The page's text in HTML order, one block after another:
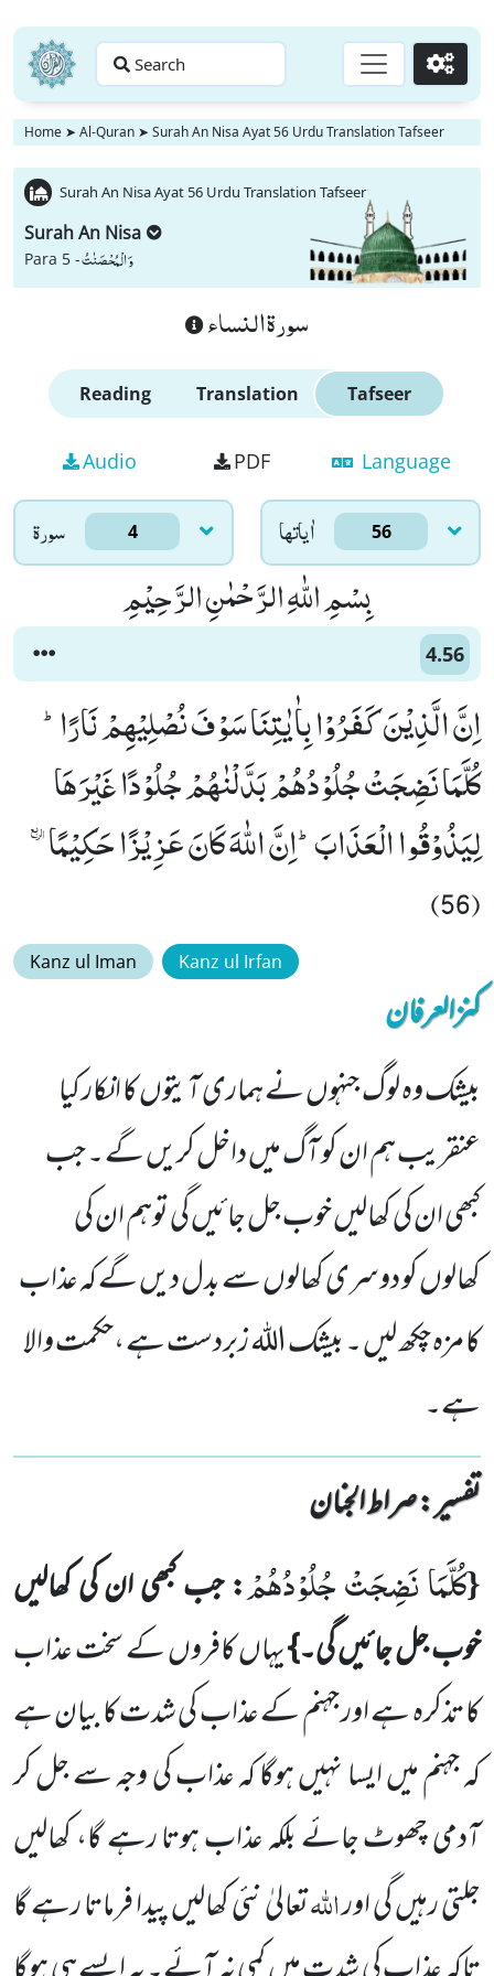
Search Go
Home ➤ Al-Quran ➤ Surah An Nisa Ayat 56 Urdu Translation Tafseer
Surah An Nisa Ayat 56 Urdu Translation Tafseer
Surah An Nisa
Para 5 -وَ الْمُحْصَنٰتُ
سورة النساء
Reading Translation Tafseer
Audio PDF Language
سورۃ 4 اٰياتها 56
بِسْمِ اللّٰهِ الرَّحْمٰنِ الرَّحِیْمِ
4.56
اِنَّ الَّذِیْنَ كَفَرُوْا بِاٰیٰتِنَا سَوْفَ نُصْلِیْهِمْ نَارًاؕ-
كُلَّمَا نَضِجَتْ جُلُوْدُهُمْ بَدَّلْنٰهُمْ جُلُوْدًا غَیْرَهَا
لِیَذُوْقُوا الْعَذَابَؕ-اِنَّ اللّٰهَ كَانَ عَزِیْزًا حَكِیْمًاٛ
(56)
Kanz ul Iman Kanz ul Irfan
کنزالعرفان
بیشک وہ لوگ جنہوں نے ہماری آیتوں کا انکار کیا
عنقریب ہم ان کو آگ میں داخل کریں گے ۔ جب
کبھی ان کی کھالیں خوب جل جائیں گی توہم ان کی
کھالوں کو دوسری کھالوں سے بدل دیں گے کہ عذاب
کا مزہ چکھ لیں ۔ بیشک اللہ زبردست ہے ،حکمت والا
ہے۔
تفسیر : ‎صراط الجنان
{كُلَّمَا نَضِجَتْ جُلُوْدُهُمْ: جب کبھی ان کی کھالیں
خوب جل جائیں گی۔}یہاں کافروں کے سخت عذاب
کا تذکرہ ہے اور جہنم کے عذاب کی شدت کا بیان ہے
کہ جہنم میں ایسا نہیں ہوگا کہ عذاب کی وجہ سے جل کر
آدمی چھوٹ جائے بلکہ عذاب ہوتا رہے گا، کھالیں
جلتی رہیں گی اوراللہتعالیٰ نئی کھالیں پیدا فرماتا رہے گا